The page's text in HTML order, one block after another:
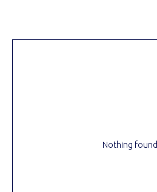
Nothing found